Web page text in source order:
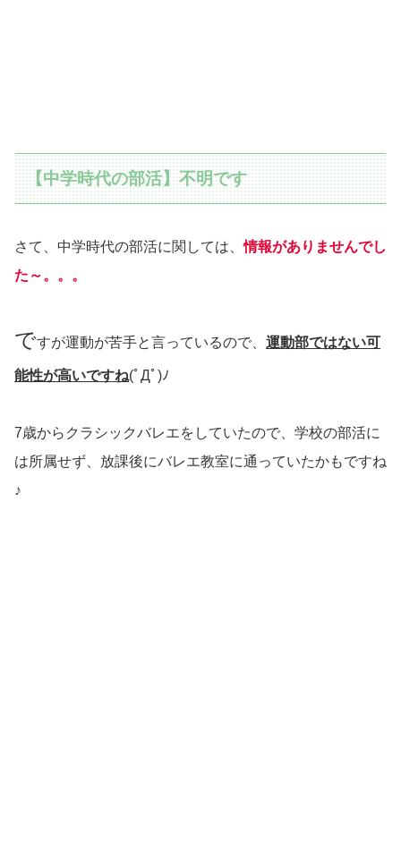
【中学時代の部活】不明です
さて、中学時代の部活に関しては、情報がありませんでし
た～。。。
ですが運動が苦手と言っているので、 運動部ではない可
能性が高いですね(ﾟДﾟ)ﾉ
7歳からクラシックバレエをしていたので、学校の部活に
は所属せず、放課後にバレエ教室に通っていたかもですね
♪